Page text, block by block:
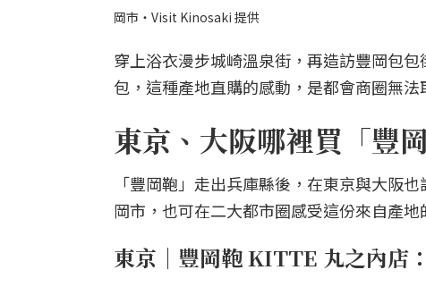
岡市・Visit Kinosaki 提供
穿上浴衣漫步城崎溫泉街，再造訪豐岡包
包，這種產地直購的感動，是都會商圈無法
東京、大阪哪裡買「豐
「豐岡鞄」走出兵庫縣後，在東京與大阪
岡市，也可在二大都市圈感受這份來自產地
東京｜豐岡鞄 KITTE 丸之內店